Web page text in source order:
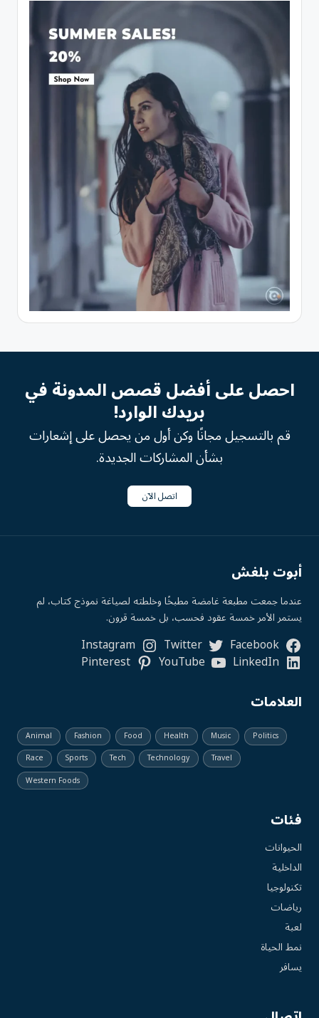
احصل على أفضل قصص المدونة في
بريدك الوارد!
قم بالتسجيل مجانًا وكن أول من يحصل على إشعارات
بشأن المشاركات الجديدة.
اتصل الآن
أبوت بلغش
عندما جمعت مطبعة غامضة مطبخًا وخلطته لصياغة نموذج كتاب، لم
يستمر الأمر خمسة عقود فحسب، بل خمسة قرون.
Facebook
Twitter
Instagram
LinkedIn
YouTube
Pinterest
العلامات
Animal Fashion Food Health Music
Politics
Race
Sports Tech Technology
Travel
Western Foods
فئات
الحيوانات
الداخلية
تكنولوجيا
رياضات
لعبة
نمط الحياة
يسافر